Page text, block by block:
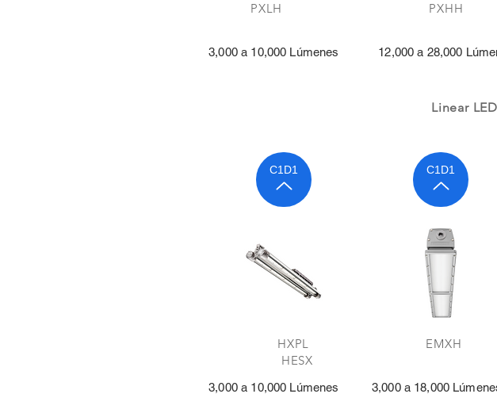
PXLH
3,000 a 10,000 Lúmenes 12,000 a 28,000
Linear
C1D1 C1D1
HXPL
HESX
3,000 a 10,000 Lúmenes 3,000 a 18,000